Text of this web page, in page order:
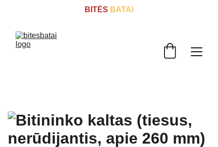
BITĖS BATAI